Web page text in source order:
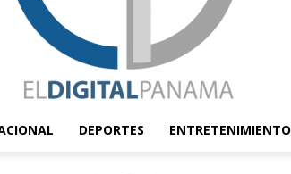
DEPORTES ENTRETENIMIENTO